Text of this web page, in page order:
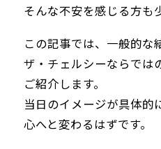
そんな不安を感じる方も
この記事では、 一般的な
ザ・チェルシーならでは
ご紹介します。
当日のイメージが具体的
心へと変わるはずです。